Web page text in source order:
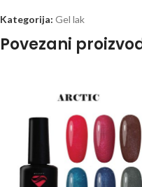
Kategorija: Gel lak
Povezani